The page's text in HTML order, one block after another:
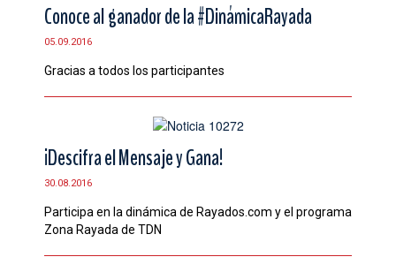
Conoce al ganador de la #DinámicaRayada
05.09.2016
Gracias a todos los participantes
¡Descifra el Mensaje y Gana!
30.08.2016
Participa en la dinámica de Rayados.com y el programa
Zona Rayada de TDN